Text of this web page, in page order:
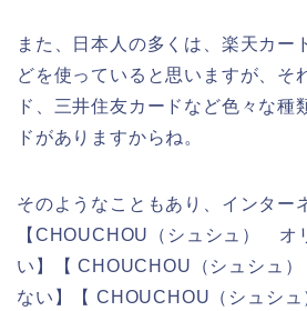
また、日本人の多くは、楽天カー
どを使っていると思いますが、そ
ド、三井住友カードなど色々な種
ドがありますからね。
そのようなこともあり、インター
【CHOUCHOU（シュシュ）
い】【 CHOUCHOU（シュシュ
ない】【 CHOUCHOU（シュシ